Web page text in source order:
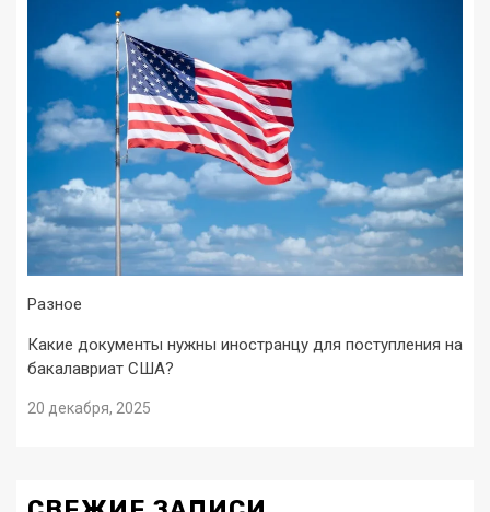
Разное
Какие документы нужны иностранцу для поступления на
бакалавриат США?
20 декабря, 2025